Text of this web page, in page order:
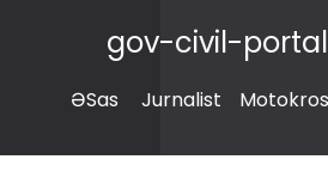
gov-civil-
ƏSas Jurnalist Motokros